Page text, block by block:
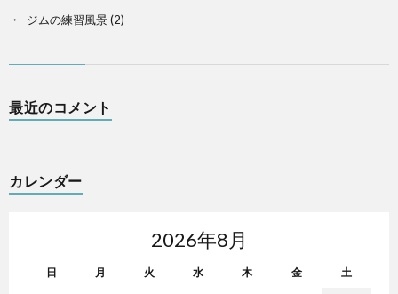
ジムの練習風景(2)
最近のコメント
カレンダー
2026年8月
日 月 火 水 木 金 土